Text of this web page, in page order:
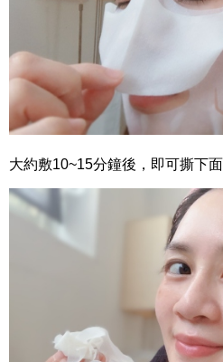
大約敷10~15分鐘後，即可撕下